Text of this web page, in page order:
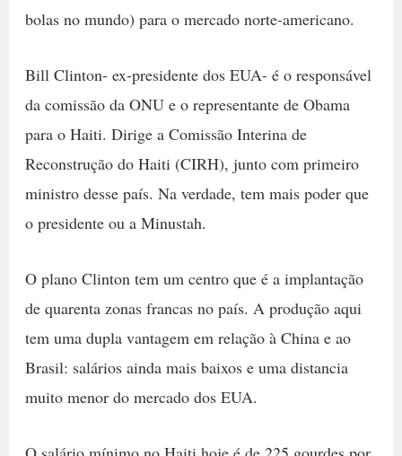
bolas no mundo) para o mercado norte-americano.
Bill Clinton- ex-presidente dos EUA- é o responsável
da comissão da ONU e o representante de Obama
para o Haiti. Dirige a Comissão Interina de
Reconstrução do Haiti (CIRH), junto com primeiro
ministro desse país. Na verdade, tem mais poder que
o presidente ou a Minustah.
O plano Clinton tem um centro que é a implantação
de quarenta zonas francas no país. A produção aqui
tem uma dupla vantagem em relação à China e ao
Brasil: salários ainda mais baixos e uma distancia
muito menor do mercado dos EUA.